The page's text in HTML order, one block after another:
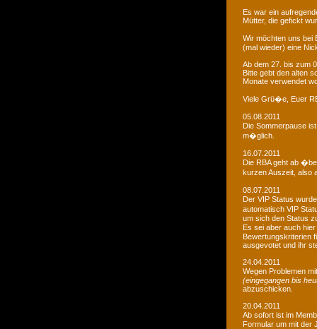
Es war ein
Mütter, die gefickt
Wir möchten uns bei
(mal wieder) eine
Ab dem 27. bis zum
Bitte gebt den alten
Monate verwendet
Viele Grü�e, Euer
05.08.2011
Die Sommerpause
m�glich.
16.07.2011
Die RBA geht ab
kurzen Auszeit, also
08.07.2011
Der VIP Status
automatisch VIP
um sich den Status
Es sei aber auch
Bewertungskriterien
ausgevotet und ihr
24.04.2011
Wegen Problemen
(eingegangen bis
abzuschicken.
20.04.2011
Ab sofort ist im
Formular um mit der